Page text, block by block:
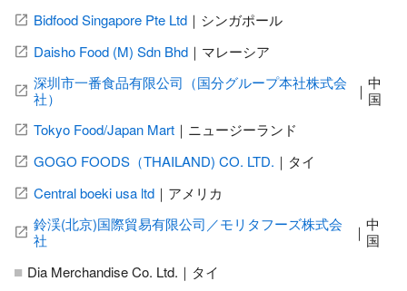
Bidfood Singapore Pte Ltd ｜ シンガポール
Daisho Food (M) Sdn Bhd ｜ マレーシア
深圳市一番食品有限公司（国分グループ本社株式会
社）
｜ 中
国
Tokyo Food/Japan Mart ｜ ニュージーランド
GOGO FOODS（THAILAND) CO. LTD. ｜ タイ
Central boeki usa ltd ｜ アメリカ
鈴渓(北京)国際貿易有限公司／モリタフーズ株式会
社
｜中
国
Dia Merchandise Co. Ltd. ｜ タイ